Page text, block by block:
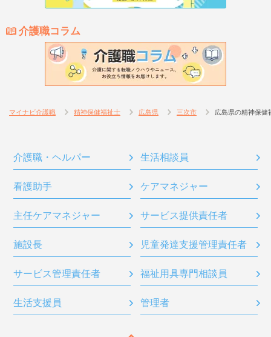
介護職コラム
マイナビ介護職 精神保健福祉士 広島県 三次市 広島県の精神保健
介護職・ヘルパー 生活相談員
看護助手 ケアマネジャー
主任ケアマネジャー サービス提供責任者
施設長 児童発達支援管理責任者
サービス管理責任者 福祉用具専門相談員
生活支援員 管理者